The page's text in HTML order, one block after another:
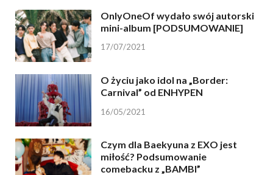
OnlyOneOf wydało swój autorski
mini-album [PODSUMOWANIE]
17/07/2021
O życiu jako idol na „Border:
Carnival” od ENHYPEN
16/05/2021
Czym dla Baekyuna z EXO jest
miłość? Podsumowanie
comebacku z „BAMBI”